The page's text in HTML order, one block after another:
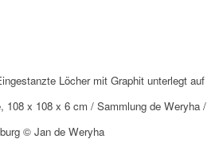
Löcher mit Graphit unterlegt auf
108 x 108 x 6 cm / Sammlung de Weryha /
© Jan de Weryha